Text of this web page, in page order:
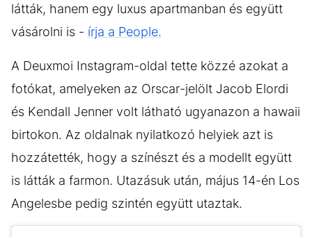
látták, hanem egy luxus apartmanban és együtt
vásárolni is - írja a People.
A Deuxmoi Instagram-oldal tette közzé azokat a
fotókat, amelyeken az Orscar-jelölt Jacob Elordi
és Kendall Jenner volt látható ugyanazon a hawaii
birtokon. Az oldalnak nyilatkozó helyiek azt is
hozzátették, hogy a színészt és a modellt együtt
is látták a farmon. Utazásuk után, május 14-én Los
Angelesbe pedig szintén együtt utaztak.